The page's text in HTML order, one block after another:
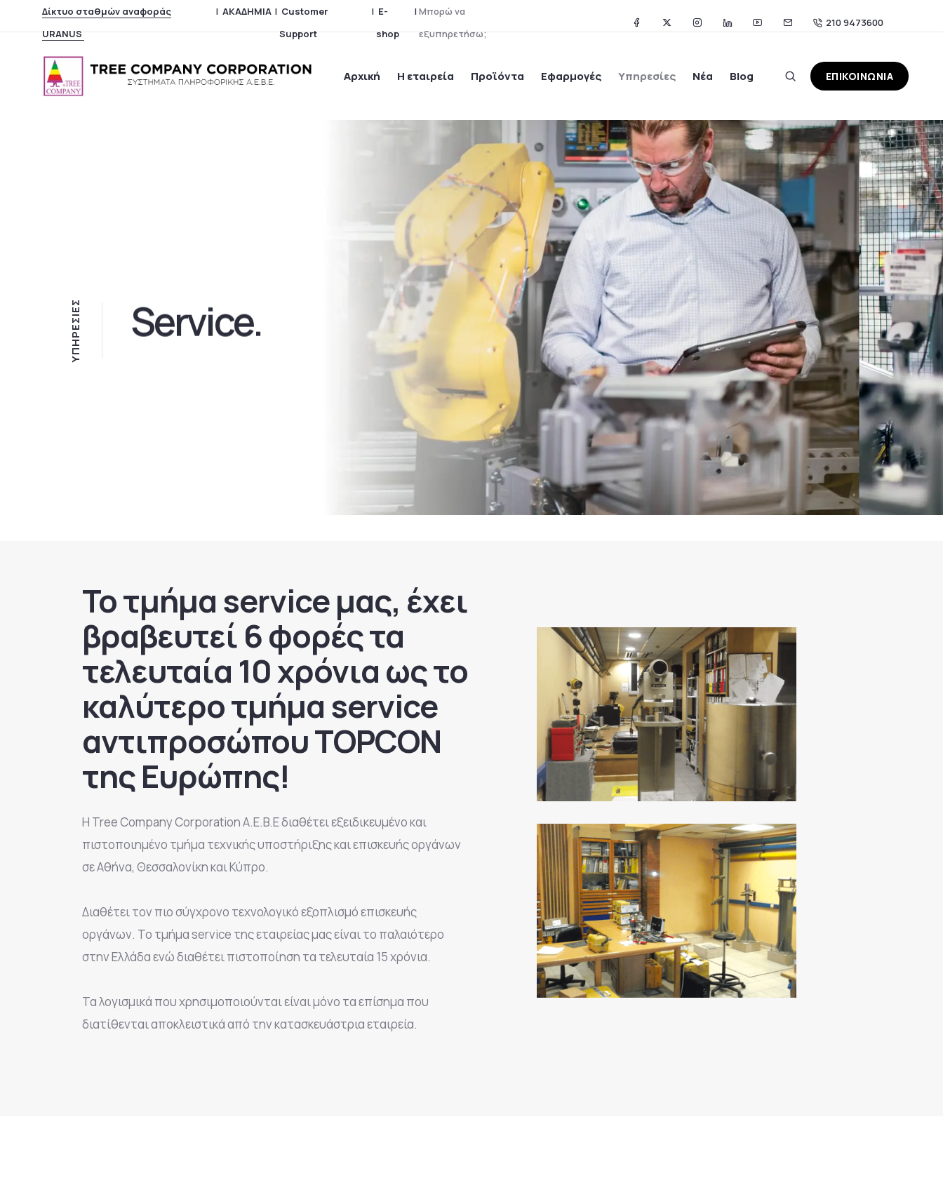
Δίκτυο σταθμών αναφοράς
URANUS
| ΑΚΑΔΗΜΙΑ | Customer
Support
| E-
shop
| ρώ να
εξυπηρετήσω;
210 9473600
Αρχική Η εταιρεία Προϊόντα Εφαρμογές Υπηρεσίες Νέα Blog ΕΠΙΚΟΙΝΩΝΙΑ
Υ
Π
Η
Ρ
Ε
Σ
Ι
Ε
Σ Service.
Το τμήμα service μας, έχει
βραβευτεί 6 φορές τα
τελευταία 10 χρόνια ως το
καλύτερο τμήμα service
αντιπροσώπου TOPCON
της Ευρώπης!
Η Tree Company Cοrporation A.E.B.E διαθέτει εξειδικευμένο και
πιστοποιημένο τμήμα τεχνικής υποστήριξης και επισκευής οργάνων
σε Αθήνα, Θεσσαλονίκη και Κύπρο.
Διαθέτει τον πιο σύγχρονο τεχνολογικό εξοπλισμό επισκευής
οργάνων. Το τμήμα service της εταιρείας μας είναι το παλαιότερο
στην Ελλάδα ενώ διαθέτει πιστοποίηση τα τελευταία 15 χρόνια.
Τα λογισμικά που χρησιμοποιούνται είναι μόνο τα επίσημα που
διατίθενται αποκλειστικά από την κατασκευάστρια εταιρεία.